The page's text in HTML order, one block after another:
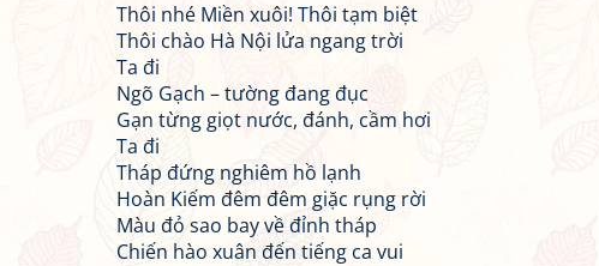
Thôi nhé Miền xuôi! Thôi tạm biệt
Thôi chào Hà Nội lửa ngang trời
Ta đi
Ngõ Gạch – tường đang đục
Gạn từng giọt nước, đánh, cầm hơi
Ta đi
Tháp đứng nghiêm hồ lạnh
Hoàn Kiếm đêm đêm giặc rụng rời
Màu đỏ sao bay về đỉnh tháp
Chiến hào xuân đến tiếng ca vui